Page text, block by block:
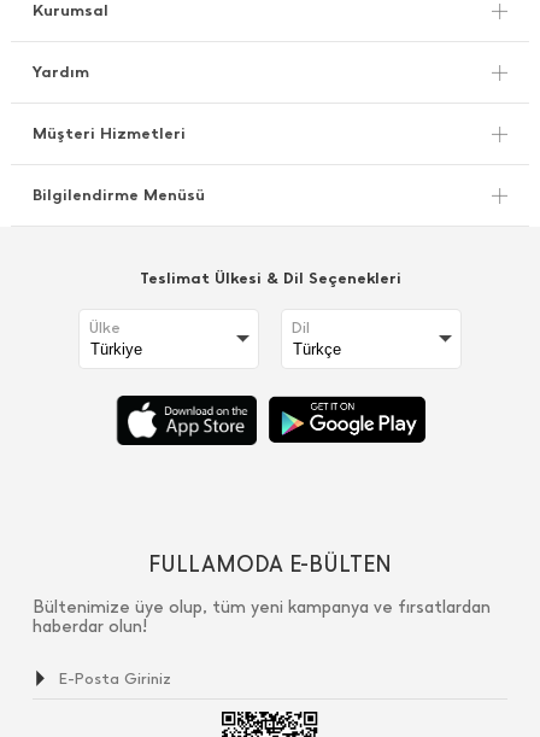
Kurumsal
Yardım
Müşteri Hizmetleri
Bilgilendirme Menüsü
Teslimat Ülkesi & Dil Seçenekleri
Ülke Dil
FULLAMODA E-BÜLTEN
Bültenimize üye olup, tüm yeni kampanya ve fırsatlardan
haberdar olun!